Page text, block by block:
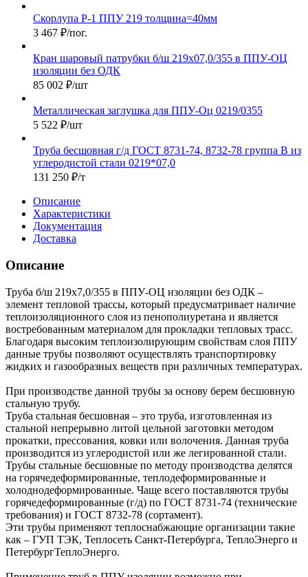
Скорлупа Р-1 ППУ 219 толщина=40мм
3 467 ₽/пог.
Кран шаровый патрубки б/ш 219х07,0/355 в ППУ-ОЦ
изоляции без ОДК
85 002 ₽/шт
Металлическая заглушка для ППУ-Оц 0219/0355
5 522 ₽/шт
Труба бесшовная г/д ГОСТ 8731-74, 8732-78 группа В из
углеродистой стали 0219*07,0
131 250 ₽/т
Описание
Характеристики
Документация
Доставка
Описание
Труба б/ш 219х7,0/355 в ППУ-ОЦ изоляции без ОДК –
элемент тепловой трассы, который предусматривает наличие
теплоизоляционного слоя из пенополиуретана и является
востребованным материалом для прокладки тепловых трасс.
Благодаря высоким теплоизолирующим свойствам слоя ППУ
данные трубы позволяют осуществлять транспортировку
жидких и газообразных веществ при различных температурах.
При производстве данной трубы за основу берем бесшовную
стальную трубу.
Труба стальная бесшовная – это труба, изготовленная из
стальной непрерывно литой цельной заготовки методом
прокатки, прессования, ковки или волочения. Данная труба
производится из углеродистой или же легированной стали.
Трубы стальные бесшовные по методу производства делятся
на горячедеформированные, теплодеформированные и
холоднодеформированные. Чаще всего поставляются трубы
горячедеформированные (г/д) по ГОСТ 8731-74 (технические
требования) и ГОСТ 8732-78 (сортамент).
Эти трубы применяют теплоснабжающие организации такие
как – ГУП ТЭК, Теплосеть Санкт-Петербурга, ТеплоЭнерго и
ПетербургТеплоЭнерго.